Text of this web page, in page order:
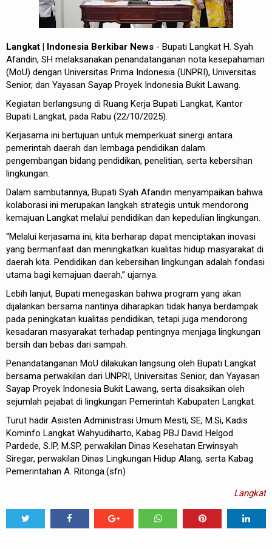
Langkat | Indonesia Berkibar News - Bupati Langkat H. Syah
Afandin, SH melaksanakan penandatanganan nota kesepahaman
(MoU) dengan Universitas Prima Indonesia (UNPRI), Universitas
Senior, dan Yayasan Sayap Proyek Indonesia Bukit Lawang.
Kegiatan berlangsung di Ruang Kerja Bupati Langkat, Kantor
Bupati Langkat, pada Rabu (22/10/2025).
Kerjasama ini bertujuan untuk memperkuat sinergi antara
pemerintah daerah dan lembaga pendidikan dalam
pengembangan bidang pendidikan, penelitian, serta kebersihan
lingkungan.
Dalam sambutannya, Bupati Syah Afandin menyampaikan bahwa
kolaborasi ini merupakan langkah strategis untuk mendorong
kemajuan Langkat melalui pendidikan dan kepedulian lingkungan.
“Melalui kerjasama ini, kita berharap dapat menciptakan inovasi
yang bermanfaat dan meningkatkan kualitas hidup masyarakat di
daerah kita. Pendidikan dan kebersihan lingkungan adalah fondasi
utama bagi kemajuan daerah,” ujarnya.
Lebih lanjut, Bupati menegaskan bahwa program yang akan
dijalankan bersama nantinya diharapkan tidak hanya berdampak
pada peningkatan kualitas pendidikan, tetapi juga mendorong
kesadaran masyarakat terhadap pentingnya menjaga lingkungan
bersih dan bebas dari sampah.
Penandatanganan MoU dilakukan langsung oleh Bupati Langkat
bersama perwakilan dari UNPRI, Universitas Senior, dan Yayasan
Sayap Proyek Indonesia Bukit Lawang, serta disaksikan oleh
sejumlah pejabat di lingkungan Pemerintah Kabupaten Langkat.
Turut hadir Asisten Administrasi Umum Mesti, SE, M.Si, Kadis
Kominfo Langkat Wahyudiharto, Kabag PBJ David Helgod
Pardede, S.IP, M.SP, perwakilan Dinas Kesehatan Erwinsyah
Siregar, perwakilan Dinas Lingkungan Hidup Alang, serta Kabag
Pemerintahan A. Ritonga.(sfn)
Langkat